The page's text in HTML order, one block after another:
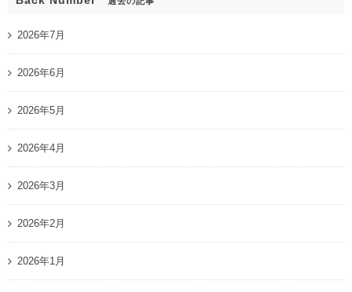
2026年7月
2026年6月
2026年5月
2026年4月
2026年3月
2026年2月
2026年1月